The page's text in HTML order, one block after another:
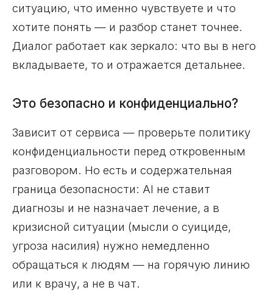
ситуацию, что именно чувствуете и что
хотите понять — и разбор станет точнее.
Диалог работает как зеркало: что вы в него
вкладываете, то и отражается детальнее.
Это безопасно и конфиденциально?
Зависит от сервиса — проверьте политику
конфиденциальности перед откровенным
разговором. Но есть и содержательная
граница безопасности: AI не ставит
диагнозы и не назначает лечение, а в
кризисной ситуации (мысли о суициде,
угроза насилия) нужно немедленно
обращаться к людям — на горячую линию
или к врачу, а не в чат.